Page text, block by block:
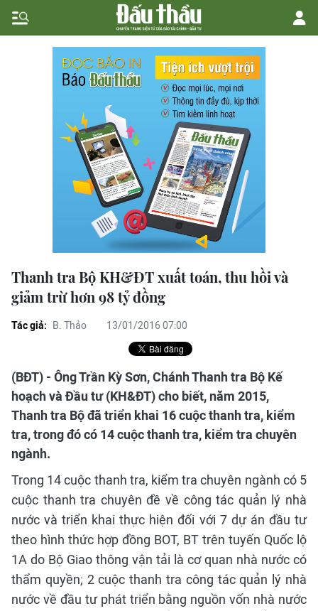
Thanh tra Bộ KH&ĐT xuất toán, thu hồi và
giảm trừ hơn 98 tỷ đồng
Tác giả: B. Thảo 13/01/2016 07:00
(BĐT) - Ông Trần Kỳ Sơn, Chánh Thanh tra Bộ Kế
hoạch và Đầu tư (KH&ĐT) cho biết, năm 2015,
Thanh tra Bộ đã triển khai 16 cuộc thanh tra, kiểm
tra, trong đó có 14 cuộc thanh tra, kiểm tra chuyên
ngành.
Trong 14 cuộc thanh tra, kiểm tra chuyên ngành có 5
cuộc thanh tra chuyên đề về công tác quản lý nhà
nước và triển khai thực hiện đối với 7 dự án đầu tư
theo hình thức hợp đồng BOT, BT trên tuyến Quốc lộ
1A do Bộ Giao thông vận tải là cơ quan nhà nước có
thẩm quyền; 2 cuộc thanh tra công tác quản lý nhà
nước về đầu tư phát triển bằng nguồn vốn nhà nước